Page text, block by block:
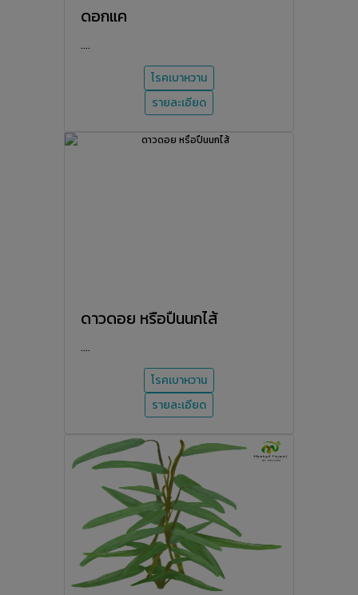
ดอกแค
....
โรคเบาหวาน
รายละเอียด
ดาวดอย หรือปืนนกไส้
....
โรคเบาหวาน
รายละเอียด